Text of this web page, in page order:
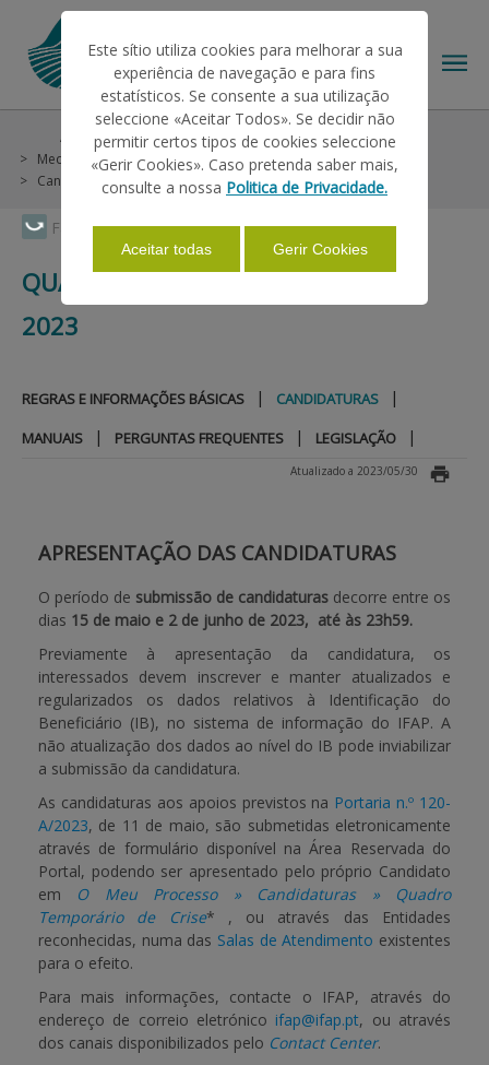
Faça Swipe para ver o menu
O IFAP
AJUDAS/APOIOS
INFORMAÇÕES
APOIO AO BENEFICIÁRIO
Entrar / Registar
Ajudas/Apoios Outras Ajudas
Histórico
Medidas Excecionais
Quadro Temporário de Crise – 2023
Candidaturas
QUADRO TEMPORÁRIO DE CRISE –
2023
REGRAS E INFORMAÇÕES BÁSICAS | CANDIDATURAS |
MANUAIS | PERGUNTAS FREQUENTES | LEGISLAÇÃO |
Atualizado a 2023/05/30
APRESENTAÇÃO DAS CANDIDATURAS
O período de submissão de candidaturas decorre entre os
dias 15 de maio e 2 de junho de 2023, até às 23h59.
Previamente à apresentação da candidatura, os
interessados devem inscrever e manter atualizados e
regularizados os dados relativos à Identificação do
Beneficiário (IB), no sistema de informação do IFAP. A
não atualização dos dados ao nível do IB pode inviabilizar
a submissão da candidatura.
As candidaturas aos apoios previstos na Portaria n.º 120-
A/2023, de 11 de maio, são submetidas eletronicamente
através de formulário disponível na Área Reservada do
Portal, podendo ser apresentado pelo próprio Candidato
em O Meu Processo » Candidaturas » Quadro
Temporário de Crise* , ou através das Entidades
reconhecidas, numa das Salas de Atendimento existentes
para o efeito.
Para mais informações, contacte o IFAP, através do
endereço de correio eletrónico ifap@ifap.pt, ou através
dos canais disponibilizados pelo Contact Center.
Este sítio utiliza cookies para melhorar a sua
experiência de navegação e para fins
estatísticos. Se consente a sua utilização
seleccione «Aceitar Todos». Se decidir não
permitir certos tipos de cookies seleccione
«Gerir Cookies». Caso pretenda saber mais,
consulte a nossa Politica de Privacidade.
Aceitar todas Gerir Cookies